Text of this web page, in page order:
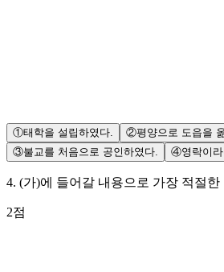
①태학을 설립하였다. ②평양으로 도읍을
③불교를 처음으로 공인하였다. ④영락이
4. (가)에 들어갈 내용으로 가장 적절한
2점